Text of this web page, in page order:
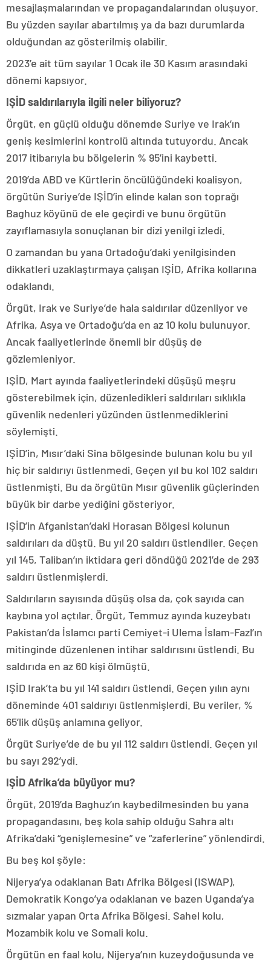
mesajlaşmalarından ve propagandalarından oluşuyor.
Bu yüzden sayılar abartılmış ya da bazı durumlarda
olduğundan az gösterilmiş olabilir.
2023’e ait tüm sayılar 1 Ocak ile 30 Kasım arasındaki
dönemi kapsıyor.
IŞİD saldırılarıyla ilgili neler biliyoruz?
Örgüt, en güçlü olduğu dönemde Suriye ve Irak’ın
geniş kesimlerini kontrolü altında tutuyordu. Ancak
2017 itibarıyla bu bölgelerin % 95’ini kaybetti.
2019’da ABD ve Kürtlerin öncülüğündeki koalisyon,
örgütün Suriye’de IŞİD’in elinde kalan son toprağı
Baghuz köyünü de ele geçirdi ve bunu örgütün
zayıflamasıyla sonuçlanan bir dizi yenilgi izledi.
O zamandan bu yana Ortadoğu’daki yenilgisinden
dikkatleri uzaklaştırmaya çalışan IŞİD, Afrika kollarına
odaklandı.
Örgüt, Irak ve Suriye’de hala saldırılar düzenliyor ve
Afrika, Asya ve Ortadoğu’da en az 10 kolu bulunuyor.
Ancak faaliyetlerinde önemli bir düşüş de
gözlemleniyor.
IŞİD, Mart ayında faaliyetlerindeki düşüşü meşru
gösterebilmek için, düzenledikleri saldırıları sıklıkla
güvenlik nedenleri yüzünden üstlenmediklerini
söylemişti.
IŞİD’in, Mısır’daki Sina bölgesinde bulunan kolu bu yıl
hiç bir saldırıyı üstlenmedi. Geçen yıl bu kol 102 saldırı
üstlenmişti. Bu da örgütün Mısır güvenlik güçlerinden
büyük bir darbe yediğini gösteriyor.
IŞİD’in Afganistan’daki Horasan Bölgesi kolunun
saldırıları da düştü. Bu yıl 20 saldırı üstlendiler. Geçen
yıl 145, Taliban’ın iktidara geri döndüğü 2021’de de 293
saldırı üstlenmişlerdi.
Saldırıların sayısında düşüş olsa da, çok sayıda can
kaybına yol açtılar. Örgüt, Temmuz ayında kuzeybatı
Pakistan’da İslamcı parti Cemiyet-i Ulema İslam-Fazl’ın
mitinginde düzenlenen intihar saldırısını üstlendi. Bu
saldırıda en az 60 kişi ölmüştü.
IŞİD Irak’ta bu yıl 141 saldırı üstlendi. Geçen yılın aynı
döneminde 401 saldırıyı üstlenmişlerdi. Bu veriler, %
65’lik düşüş anlamına geliyor.
Örgüt Suriye’de de bu yıl 112 saldırı üstlendi. Geçen yıl
bu sayı 292’ydi.
IŞİD Afrika’da büyüyor mu?
Örgüt, 2019’da Baghuz’ın kaybedilmesinden bu yana
propagandasını, beş kola sahip olduğu Sahra altı
Afrika’daki “genişlemesine” ve “zaferlerine” yönlendirdi.
Bu beş kol şöyle:
Nijerya’ya odaklanan Batı Afrika Bölgesi (ISWAP),
Demokratik Kongo’ya odaklanan ve bazen Uganda’ya
sızmalar yapan Orta Afrika Bölgesi. Sahel kolu,
Mozambik kolu ve Somali kolu.
Örgütün en faal kolu, Nijerya’nın kuzeydoğusunda ve